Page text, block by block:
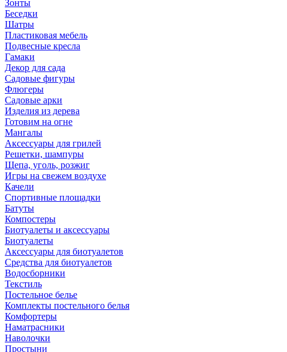
Зонты
Беседки
Шатры
Пластиковая мебель
Подвесные кресла
Гамаки
Декор для сада
Садовые фигуры
Флюгеры
Садовые арки
Изделия из дерева
Готовим на огне
Мангалы
Аксессуары для грилей
Решетки, шампуры
Щепа, уголь, розжиг
Игры на свежем воздухе
Качели
Спортивные площадки
Батуты
Компостеры
Биотуалеты и аксессуары
Биотуалеты
Аксессуары для биотуалетов
Средства для биотуалетов
Водосборники
Текстиль
Постельное белье
Комплекты постельного белья
Комфортеры
Наматрасники
Наволочки
Простыни